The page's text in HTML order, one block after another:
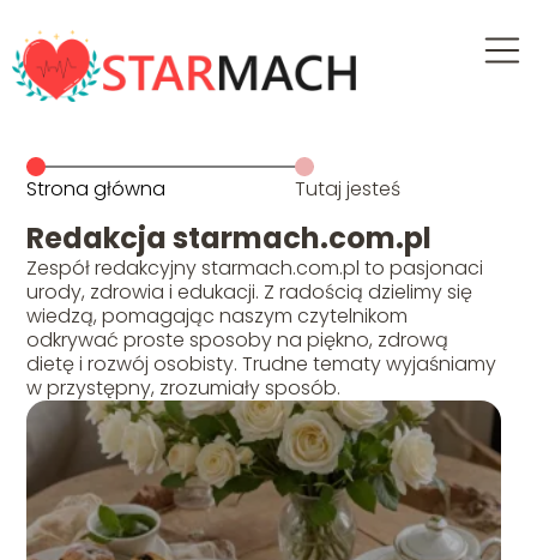
Strona główna Tutaj jesteś
Redakcja starmach.com.pl
Zespół redakcyjny starmach.com.pl to pasjonaci
urody, zdrowia i edukacji. Z radością dzielimy się
wiedzą, pomagając naszym czytelnikom
odkrywać proste sposoby na piękno, zdrową
dietę i rozwój osobisty. Trudne tematy wyjaśniamy
w przystępny, zrozumiały sposób.